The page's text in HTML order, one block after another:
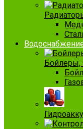
Бойлеры,